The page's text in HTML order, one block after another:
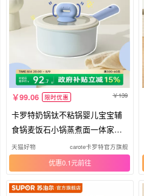
99.06 限时优惠 139
卡罗特奶锅钛不粘锅婴儿宝宝辅
食锅麦饭石小锅蒸煮面一体家用
汤锅
天猫好物 carote卡罗特官方旗舰店
优惠0.1元